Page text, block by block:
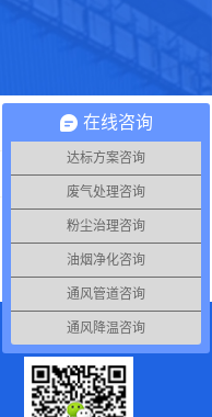
在线咨询
达标方案咨询
废气处理咨询
粉尘治理咨询
油烟净化咨询
通风管道咨询
通风降温咨询